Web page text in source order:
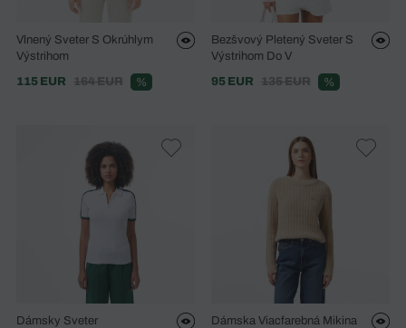
Vlnený Sveter S Okrúhlym
Výstrihom
115 EUR
164 EUR %
Bezšvový Pletený Sveter S
Výstrihom Do V
95 EUR
135 EUR %
Dámsky Sveter
Dámska Viacfarebná Mikina